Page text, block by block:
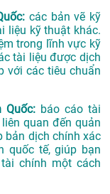
các bản vẽ kỹ
liệu kỹ thuật khác.
trong lĩnh vực kỹ
tài liệu được dịch
với các tiêu chuẩn
Quốc: báo cáo tài
quan đến quản
bản dịch chính xác
quốc tế, giúp bạn
chính một cách